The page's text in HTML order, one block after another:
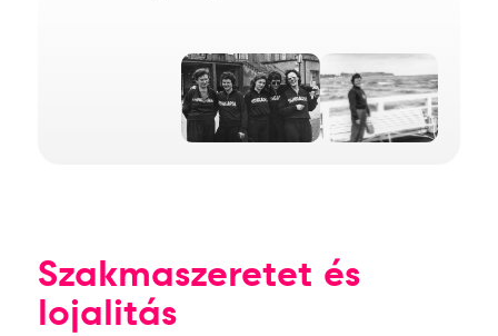
Szakmaszeretet és
lojalitás